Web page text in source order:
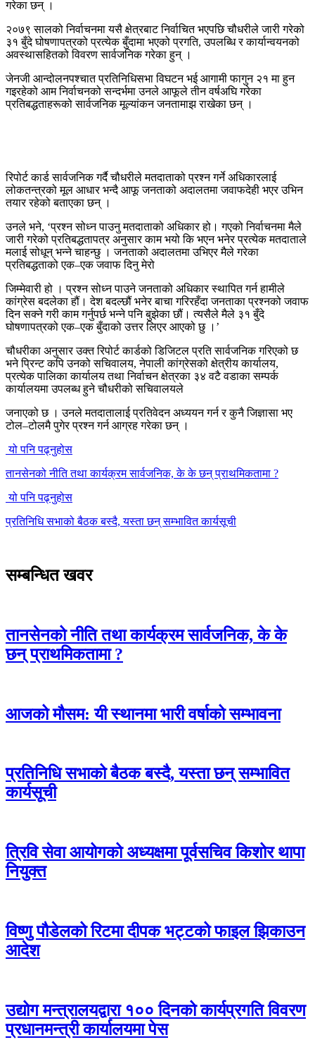
गरेका छन् ।
२०७९ सालको निर्वाचनमा यसै क्षेत्रबाट निर्वाचित भएपछि चौधरीले जारी गरेको
३१ बुँदे घोषणापत्रको प्रत्येक बुँदामा भएको प्रगति, उपलब्धि र कार्यान्वयनको
अवस्थासहितको विवरण सार्वजनिक गरेका हुन् ।
जेनजी आन्दोलनपश्चात प्रतिनिधिसभा विघटन भई आगामी फागुन २१ मा हुन
गइरहेको आम निर्वाचनको सन्दर्भमा उनले आफूले तीन वर्षअघि गरेका
प्रतिबद्धताहरूको सार्वजनिक मूल्यांकन जनतामाझ राखेका छन् ।
रिपोर्ट कार्ड सार्वजनिक गर्दै चौधरीले मतदाताको प्रश्न गर्ने अधिकारलाई
लोकतन्त्रको मूल आधार भन्दै आफू जनताको अदालतमा जवाफदेही भएर उभिन
तयार रहेको बताएका छन् ।
उनले भने, ‘प्रश्न सोध्न पाउनु मतदाताको अधिकार हो। गएको निर्वाचनमा मैले
जारी गरेको प्रतिबद्धतापत्र अनुसार काम भयो कि भएन भनेर प्रत्येक मतदाताले
मलाई सोधून् भन्ने चाहन्छु । जनताको अदालतमा उभिएर मैले गरेका
प्रतिबद्धताको एक–एक जवाफ दिनु मेरो
जिम्मेवारी हो । प्रश्न सोध्न पाउने जनताको अधिकार स्थापित गर्न हामीले
कांग्रेस बदलेका हौं। देश बदल्छौं भनेर बाचा गरिरहँदा जनताका प्रश्नको जवाफ
दिन सक्ने गरी काम गर्नुपर्छ भन्ने पनि बुझेका छौं। त्यसैले मैले ३१ बुँदे
घोषणापत्रको एक–एक बुँदाको उत्तर लिएर आएको छु ।’
चौधरीका अनुसार उक्त रिपोर्ट कार्डको डिजिटल प्रति सार्वजनिक गरिएको छ
भने प्रिन्ट कपि उनको सचिवालय, नेपाली कांग्रेसको क्षेत्रीय कार्यालय,
प्रत्येक पालिका कार्यालय तथा निर्वाचन क्षेत्रका ३४ वटै वडाका सम्पर्क
कार्यालयमा उपलब्ध हुने चौधरीको सचिवालयले
जनाएको छ । उनले मतदातालाई प्रतिवेदन अध्ययन गर्न र कुनै जिज्ञासा भए
टोल–टोलमै पुगेर प्रश्न गर्न आग्रह गरेका छन् ।
यो पनि पढ्नुहोस
तानसेनको नीति तथा कार्यक्रम सार्वजनिक, के के छन् प्राथमिकतामा ?
यो पनि पढ्नुहोस
प्रतिनिधि सभाको बैठक बस्दै, यस्ता छन् सम्भावित कार्यसूची
सम्बन्धित खवर
तानसेनको नीति तथा कार्यक्रम सार्वजनिक, के के
छन् प्राथमिकतामा ?
आजको मौसम: यी स्थानमा भारी वर्षाको सम्भावना
प्रतिनिधि सभाको बैठक बस्दै, यस्ता छन् सम्भावित
कार्यसूची
त्रिवि सेवा आयोगको अध्यक्षमा पूर्वसचिव किशोर थापा
नियुक्त
विष्णु पौडेलको रिटमा दीपक भट्टको फाइल झिकाउन
आदेश
उद्योग मन्त्रालयद्वारा १०० दिनको कार्यप्रगति विवरण
प्रधानमन्त्री कार्यालयमा पेस